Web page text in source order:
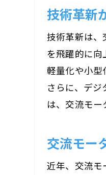
技術革新
技術革新は、
を飛躍的に
軽量化や小型
さらに、デ
は、交流モー
交流モー
近年、交流モ